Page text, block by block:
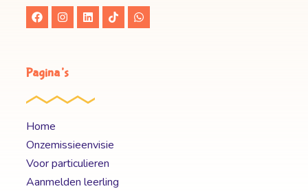
Pagina’s
Home
Onzemissieenvisie
Voor particulieren
Aanmelden leerling